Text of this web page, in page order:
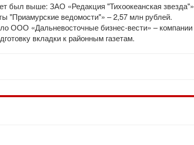
был выше: ЗАО «Редакция "Тихоокеанская звезда"»
"Приамурские ведомости"» – 2,57 млн рублей.
ООО «Дальневосточные бизнес-вести» – компании
вкладки к районным газетам.